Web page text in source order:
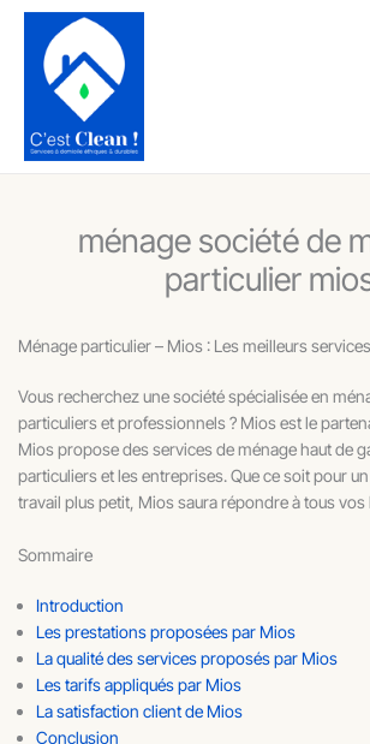
Aller
contenu
ménage société de
particulier
Ménage particulier – Mios : Les meilleurs
Vous recherchez une société spécialisée en
particuliers et professionnels ? Mios est le
Mios propose des services de ménage haut de
particuliers et les entreprises. Que ce soit pour
travail plus petit, Mios saura répondre à tous
Sommaire
Introduction
Les prestations proposées par Mios
La qualité des services proposés par Mios
Les tarifs appliqués par Mios
La satisfaction client de Mios
Conclusion